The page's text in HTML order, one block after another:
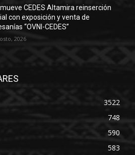
CEDES Altamira reinserción
con exposición y venta de
“OVNI-CEDES”
2026
3522
748
590
583